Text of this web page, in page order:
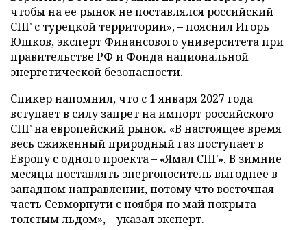
чтобы на ее рынок не поставлялся российский
СПГ с турецкой территории», – пояснил Игорь
Юшков, эксперт Финансового университета при
правительстве РФ и Фонда национальной
энергетической безопасности.
Спикер напомнил, что с 1 января 2027 года
вступает в силу запрет на импорт российского
СПГ на европейский рынок. «В настоящее время
весь сжиженный природный газ поступает в
Европу с одного проекта – «Ямал СПГ». В зимние
месяцы поставлять энергоноситель выгоднее в
западном направлении, потому что восточная
часть Севморпути с ноября по май покрыта
толстым льдом», – указал эксперт.